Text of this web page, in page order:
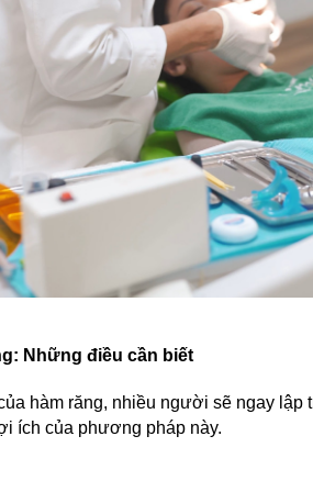
Những điều cần biết
hàm răng, nhiều người sẽ ngay
ích của phương pháp này.